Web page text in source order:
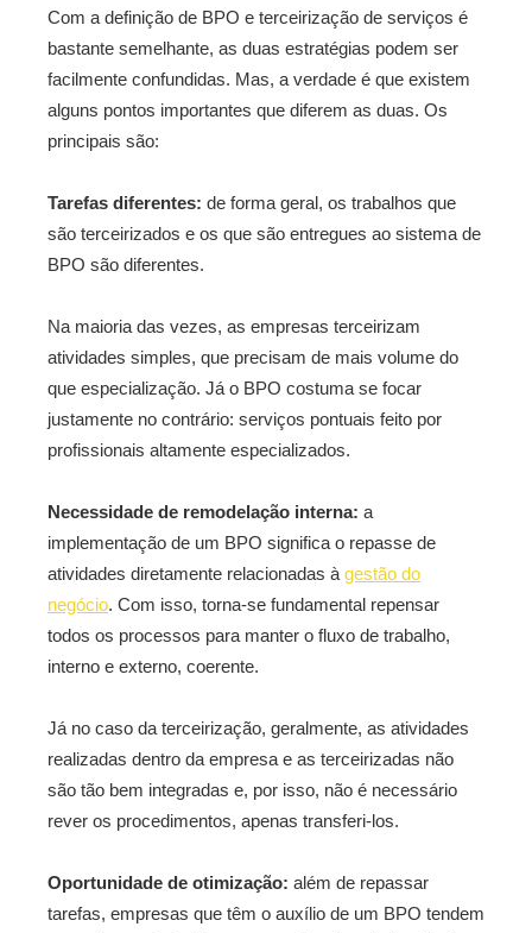
Com a definição de BPO e terceirização de serviços é
bastante semelhante, as duas estratégias podem ser
facilmente confundidas. Mas, a verdade é que existem
alguns pontos importantes que diferem as duas. Os
principais são:
Tarefas diferentes: de forma geral, os trabalhos que
são terceirizados e os que são entregues ao sistema de
BPO são diferentes.
Na maioria das vezes, as empresas terceirizam
atividades simples, que precisam de mais volume do
que especialização. Já o BPO costuma se focar
justamente no contrário: serviços pontuais feito por
profissionais altamente especializados.
Necessidade de remodelação interna: a
implementação de um BPO significa o repasse de
atividades diretamente relacionadas à gestão do
negócio. Com isso, torna-se fundamental repensar
todos os processos para manter o fluxo de trabalho,
interno e externo, coerente.
Já no caso da terceirização, geralmente, as atividades
realizadas dentro da empresa e as terceirizadas não
são tão bem integradas e, por isso, não é necessário
rever os procedimentos, apenas transferi-los.
Oportunidade de otimização: além de repassar
tarefas, empresas que têm o auxílio de um BPO tendem